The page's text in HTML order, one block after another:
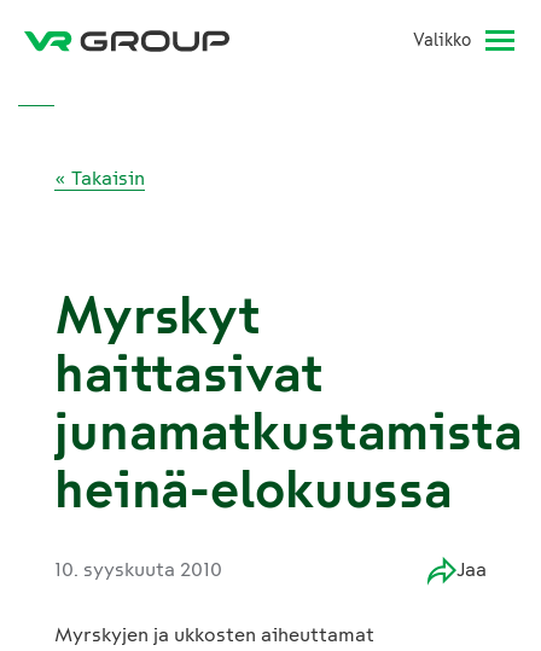
Valikko
« Takaisin
Myrskyt
haittasivat
junamatkustamista
heinä-elokuussa
10. syyskuuta 2010 Jaa
Myrskyjen ja ukkosten aiheuttamat